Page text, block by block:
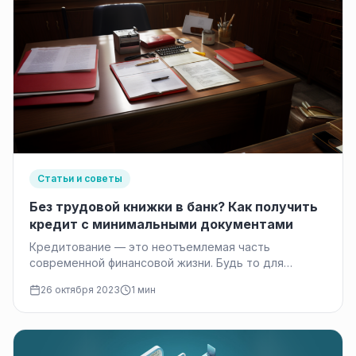
Статьи и советы
Без трудовой книжки в банк? Как получить
кредит с минимальными документами
Кредитование — это неотъемлемая часть
современной финансовой жизни. Будь то для
покрытия неотложных расходов,…
26 октября 2023 1 мин